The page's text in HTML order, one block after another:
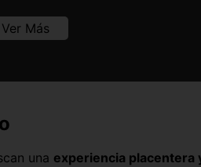
León capital
Ver Más
una experiencia placentera